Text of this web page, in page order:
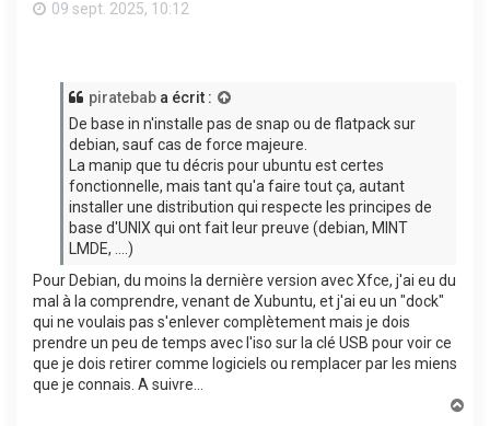
09 sept. 2025, 10:12
piratebab a écrit :
De base in n'installe pas de snap ou de flatpack sur
debian, sauf cas de force majeure.
La manip que tu décris pour ubuntu est certes
fonctionnelle, mais tant qu'a faire tout ça, autant
installer une distribution qui respecte les principes de
base d'UNIX qui ont fait leur preuve (debian, MINT
LMDE, ....)
Pour Debian, du moins la dernière version avec Xfce, j'ai eu du
mal à la comprendre, venant de Xubuntu, et j'ai eu un "dock"
qui ne voulais pas s'enlever complètement mais je dois
prendre un peu de temps avec l'iso sur la clé USB pour voir ce
que je dois retirer comme logiciels ou remplacer par les miens
que je connais. A suivre...